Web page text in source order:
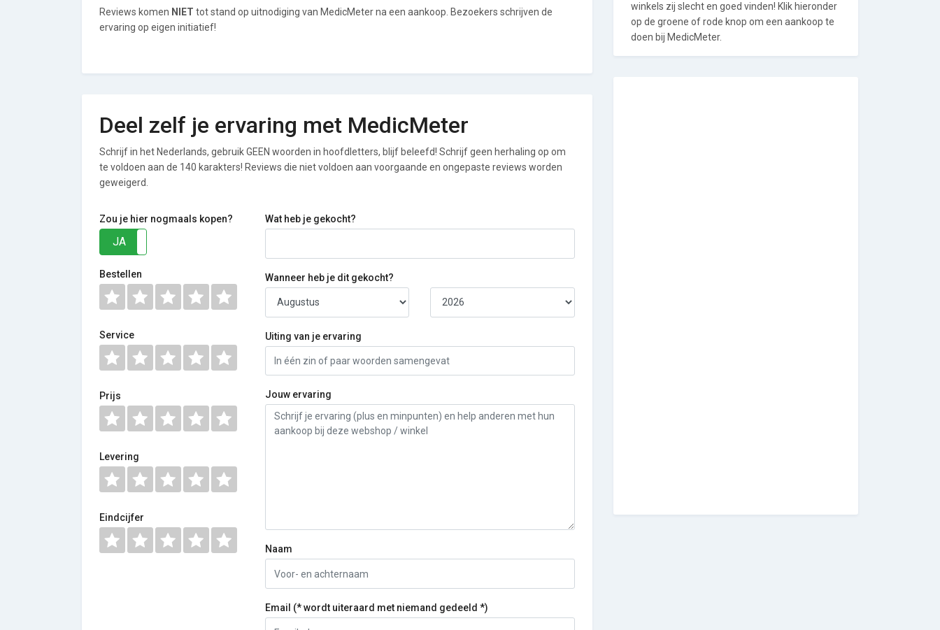
Reviews komen NIET tot stand op uitnodiging van MedicMeter na een aankoop. Bezoekers schrijven de
ervaring op eigen initiatief!
Deel zelf je ervaring met MedicMeter
Schrijf in het Nederlands, gebruik GEEN woorden in hoofdletters, blijf beleefd! Schrijf geen herhaling op om
te voldoen aan de 140 karakters! Reviews die niet voldoen aan voorgaande en ongepaste reviews worden
geweigerd.
Zou je hier nogmaals kopen?
JA
Bestellen
Service
Prijs
Levering
Eindcijfer
Wat heb je gekocht?
Wanneer heb je dit gekocht?
Uiting van je ervaring
Jouw ervaring
Naam
Email (* wordt uiteraard met niemand gedeeld *)
winkels zij slecht en goed vinden! Klik hieronder
op de groene of rode knop om een aankoop te
doen bij MedicMeter.